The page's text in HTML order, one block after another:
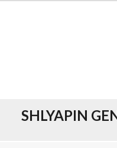
SHLYAPIN